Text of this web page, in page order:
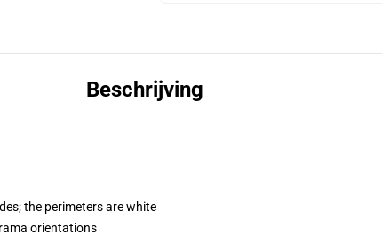
Beschrijving
the perimeters are white
orientations